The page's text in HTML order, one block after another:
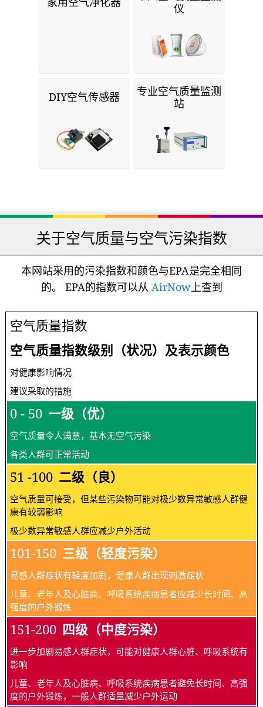
仪
DIY空气传感器
专业空气质量监测
站
关于空气质量与空气污染指数
本网站采用的污染指数和颜色与EPA是完全相同
的。 EPA的指数可以从 AirNow上查到
空气质量指数
空气质量指数级别（状况）及表示颜色
对健康影响情况
建议采取的措施
0 - 50 一级（优）
空气质量令人满意，基本无空气污染
各类人群可正常活动
51 -100 二级（良）
空气质量可接受，但某些污染物可能对极少数异常敏感人群健
康有较弱影响
极少数异常敏感人群应减少户外活动
101-150 三级（轻度污染）
易感人群症状有轻度加剧，健康人群出现刺激症状
儿童、老年人及心脏病、呼吸系统疾病患者应减少长时间、高
强度的户外锻炼
151-200 四级（中度污染）
进一步加剧易感人群症状，可能对健康人群心脏、呼吸系统有
影响
儿童、老年人及心脏病、呼吸系统疾病患者避免长时间、高强
度的户外锻炼，一般人群适量减少户外运动